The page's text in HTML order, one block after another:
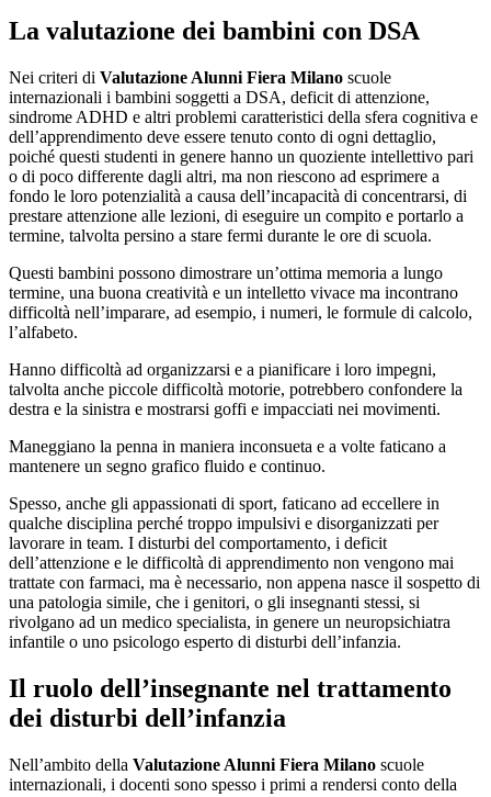
La valutazione dei bambini con DSA
Nei criteri di Valutazione Alunni Fiera Milano scuole
internazionali i bambini soggetti a DSA, deficit di attenzione,
sindrome ADHD e altri problemi caratteristici della sfera cognitiva e
dell’apprendimento deve essere tenuto conto di ogni dettaglio,
poiché questi studenti in genere hanno un quoziente intellettivo pari
o di poco differente dagli altri, ma non riescono ad esprimere a
fondo le loro potenzialità a causa dell’incapacità di concentrarsi, di
prestare attenzione alle lezioni, di eseguire un compito e portarlo a
termine, talvolta persino a stare fermi durante le ore di scuola.
Questi bambini possono dimostrare un’ottima memoria a lungo
termine, una buona creatività e un intelletto vivace ma incontrano
difficoltà nell’imparare, ad esempio, i numeri, le formule di calcolo,
l’alfabeto.
Hanno difficoltà ad organizzarsi e a pianificare i loro impegni,
talvolta anche piccole difficoltà motorie, potrebbero confondere la
destra e la sinistra e mostrarsi goffi e impacciati nei movimenti.
Maneggiano la penna in maniera inconsueta e a volte faticano a
mantenere un segno grafico fluido e continuo.
Spesso, anche gli appassionati di sport, faticano ad eccellere in
qualche disciplina perché troppo impulsivi e disorganizzati per
lavorare in team. I disturbi del comportamento, i deficit
dell’attenzione e le difficoltà di apprendimento non vengono mai
trattate con farmaci, ma è necessario, non appena nasce il sospetto di
una patologia simile, che i genitori, o gli insegnanti stessi, si
rivolgano ad un medico specialista, in genere un neuropsichiatra
infantile o uno psicologo esperto di disturbi dell’infanzia.
Il ruolo dell’insegnante nel trattamento
dei disturbi dell’infanzia
Nell’ambito della Valutazione Alunni Fiera Milano scuole
internazionali, i docenti sono spesso i primi a rendersi conto della